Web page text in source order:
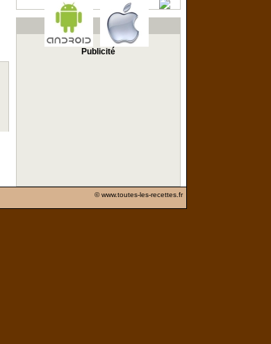
Publicité
© www.toutes-les-recettes.fr